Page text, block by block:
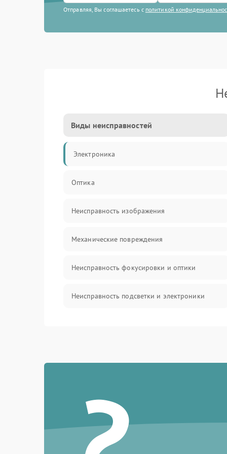
Отправляя, Вы соглашаетесь с политикой
Виды неисправностей
Электроника
Оптика
Неисправность изображения
Механические повреждения
Неисправность фокусировки и оптики
Неисправность подсветки и электроники
Управление
Корпус/Герметичность